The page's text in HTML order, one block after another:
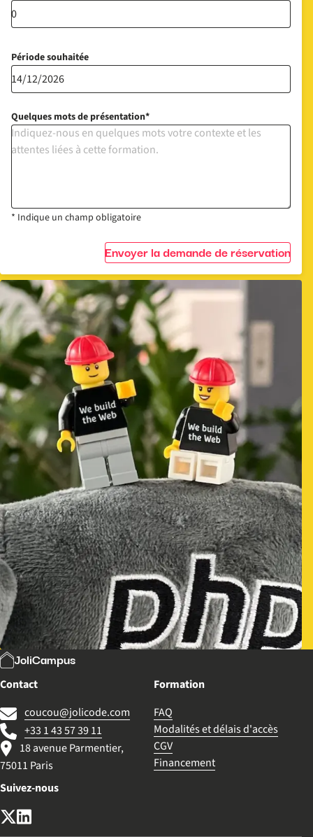
Période souhaitée
Quelques mots de présentation
* Indique un champ obligatoire
Envoyer la demande de réservation
JoliCampus
Contact
coucou@jolicode.com
+33 1 43 57 39 11
18 avenue Parmentier,
75011 Paris
Formation
FAQ
Modalités et délais d'accès
CGV
Financement
Suivez-nous
X (anciennement Twitter)
LinkedIn